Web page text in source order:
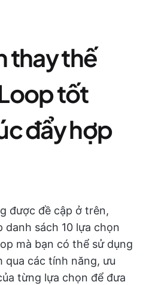
thay thế
tốt
đẩy hợp
được đề cập ở trên,
sách 10 lựa chọn
mà bạn có thể sử dụng
qua các tính năng, ưu
từng lựa chọn để đưa